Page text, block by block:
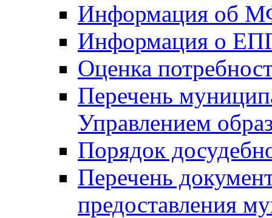
Информация об
Информация о
Оценка
Перечень
Управлением
Порядок
Перечень
предоставления